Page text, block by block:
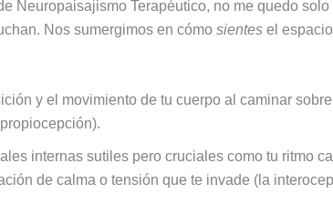
Neuropaisajismo Terapéutico, no me quedo
Nos sumergimos en cómo sientes el
y el movimiento de tu cuerpo al caminar
internas sutiles pero cruciales como tu ritmo
de calma o tensión que te invade (la